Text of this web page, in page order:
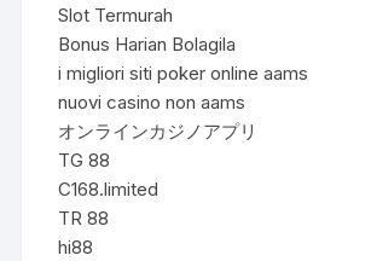
Slot Termurah
Bonus Harian Bolagila
i migliori siti poker online aams
nuovi casino non aams
オンラインカジノアプリ
TG 88
C168.limited
TR 88
hi88